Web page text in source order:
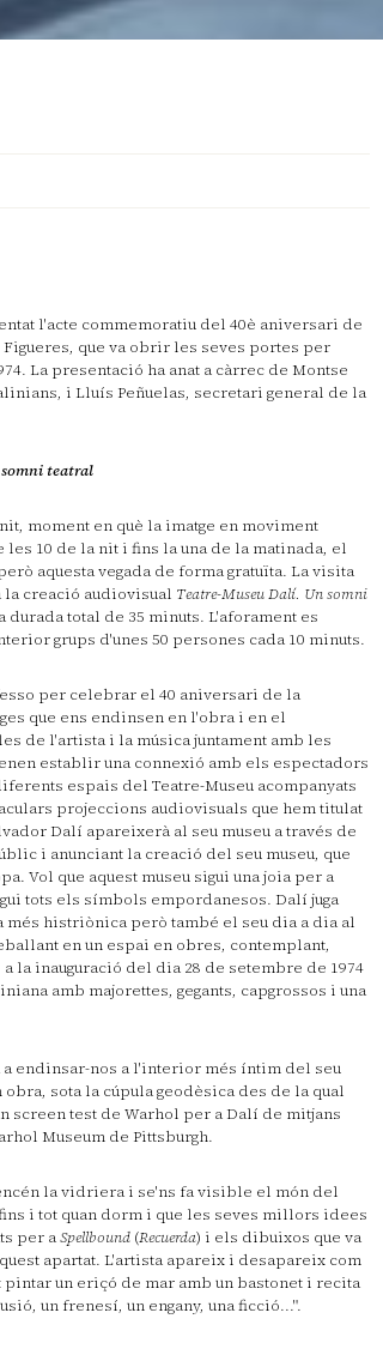
l'acte commemoratiu del 40è aniversari de
que va obrir les seves portes per
La presentació ha anat a càrrec de Montse
i Lluís Peñuelas, secretari general de la
teatral
moment en què la imatge en moviment
10 de la nit i fins la una de la matinada, el
aquesta vegada de forma gratuïta. La visita
creació audiovisual Teatre-Museu Dalí. Un somni
total de 35 minuts. L'aforament es
grups d'unes 50 persones cada 10 minuts.
per celebrar el 40 aniversari de la
que ens endinsen en l'obra i en el
de l'artista i la música juntament amb les
establir una connexió amb els espectadors
espais del Teatre-Museu acompanyats
projeccions audiovisuals que hem titulat
Dalí apareixerà al seu museu a través de
i anunciant la creació del seu museu, que
Vol que aquest museu sigui una joia per a
tots els símbols empordanesos. Dalí juga
més histriònica però també el seu dia a dia al
en un espai en obres, contemplant,
la inauguració del dia 28 de setembre de 1974
amb majorettes, gegants, capgrossos i una
endinsar-nos a l'interior més íntim del seu
sota la cúpula geodèsica des de la qual
screen test de Warhol per a Dalí de mitjans
Museum de Pittsburgh.
la vidriera i se'ns fa visible el món del
i tot quan dorm i que les seves millors idees
per aSpellbound (Recuerda) i els dibuixos que va
apartat. L'artista apareix i desapareix com
un eriçó de mar amb un bastonet i recita
un frenesí, un engany, una ficció...".